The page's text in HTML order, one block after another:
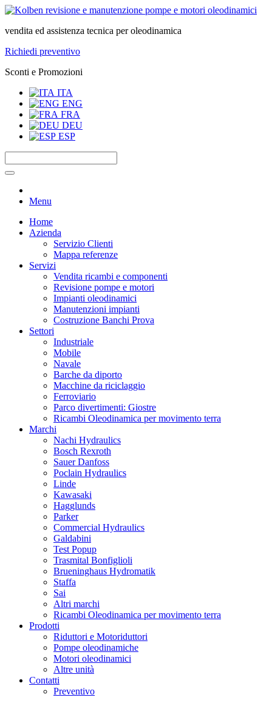
vendita ed assistenza tecnica per oleodinamica
Richiedi preventivo
Sconti e Promozioni
ITA
ENG
FRA
DEU
ESP
Menu
Home
Azienda
Servizio Clienti
Mappa referenze
Servizi
Vendita ricambi e componenti
Revisione pompe e motori
Impianti oleodinamici
Manutenzioni impianti
Costruzione Banchi Prova
Settori
Industriale
Mobile
Navale
Barche da diporto
Macchine da riciclaggio
Ferroviario
Parco divertimenti: Giostre
Ricambi Oleodinamica per movimento terra
Marchi
Nachi Hydraulics
Bosch Rexroth
Sauer Danfoss
Poclain Hydraulics
Linde
Kawasaki
Hagglunds
Parker
Commercial Hydraulics
Galdabini
Test Popup
Trasmital Bonfiglioli
Brueninghaus Hydromatik
Staffa
Sai
Altri marchi
Ricambi Oleodinamica per movimento terra
Prodotti
Riduttori e Motoriduttori
Pompe oleodinamiche
Motori oleodinamici
Altre unità
Contatti
Preventivo